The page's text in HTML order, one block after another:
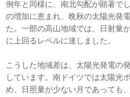
例年と同様に、南北勾配が顕著で
の増加に恵まれ、晩秋の太陽光発
た。一部の高山地域では、日射量
に上回るレベルに達しました。
こうした地域差は、太陽光発電の
しています。南ドイツでは太陽光
め、日照量が少ない月であっても